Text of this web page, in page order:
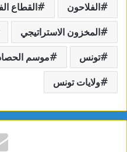
الفلاحون القطاع
المخزون الاستراتيجي
تونس موسم
ولايات تونس